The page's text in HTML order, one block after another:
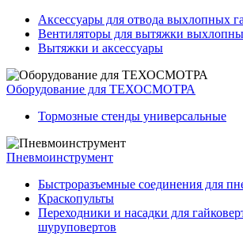
Аксессуары для отвода выхлопных
Вентиляторы для вытяжки
Вытяжки и аксессуары
Оборудование для ТЕХОСМОТРА
Тормозные стенды универсальные
Пневмоинструмент
Быстроразъемные соединения для
Краскопульты
Переходники и насадки для
шуруповертов